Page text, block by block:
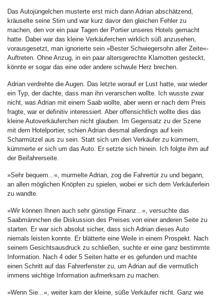
Das Autojüngelchen musterte erst mich dann Adrian abschätzend,
kräuselte seine Stirn und war kurz davor den gleichen Fehler zu
machen, den vor ein paar Tagen der Portier unseres Hotels gemacht
hatte. Dabei war das kleine Verkäuferchen wirklich süß anzusehen,
vorausgesetzt, man ignorierte sein »Bester Schwiegersohn aller Zeite«-
Auftreten. Ohne Anzug, in ein paar altersgerechte Klamotten gesteckt,
könnte er sogar das eine oder andere schwule Herz brechen.
Adrian verdrehte die Augen. Das letzte worauf er Lust hatte, war wieder
ein Typ, der dachte, dass man ihn verarschen wollte. Ich wusste zwar
nicht, was Adrian mit einem Saab wollte, aber wenn er nach dem Preis
fragte, war er definitiv interessiert. Aber offensichtlich wollte dies das
kleine Autoverkäuferchen nicht glauben. Im Gegensatz zu der Szene
mit dem Hotelportier, schien Adrian diesmal allerdings auf kein
Scharmützel aus zu sein. Statt sich um den Verkäufer zu kümmern,
kümmerte er sich um das Auto. Er setzte sich hinein. Ich folgte ihm auf
der Beifahrerseite.
»Sehr bequem...«, murmelte Adrian, zog die Fahrertür zu und begann,
an allen möglichen Knöpfen zu spielen, wobei er sich dem Verkäuferlein
zu wandte.
»Wir können Ihnen auch sehr günstige Finanz...«, versuchte das
Saabmännchen die Diskussion des Preises von einer anderen Seite zu
starten. Er war sich absolut sicher, dass sich Adrian dieses Auto
niemals leisten konnte. Er blätterte eine Weile in einem Prospekt. Nach
seinem Gesichtsausdruck zu schließen, suchte er eine ganz bestimmte
Information. Nach 4 oder 5 Seiten hatte er es gefunden und machte
einen Schritt auf das Fahrerfenster zu, um Adrian auf die vermutlich
immens wichtige Information aufmerksam zu machen.
»Wenn Sie...«, weiter kam der kleine, süße Verkäufer nicht. Ganz wie